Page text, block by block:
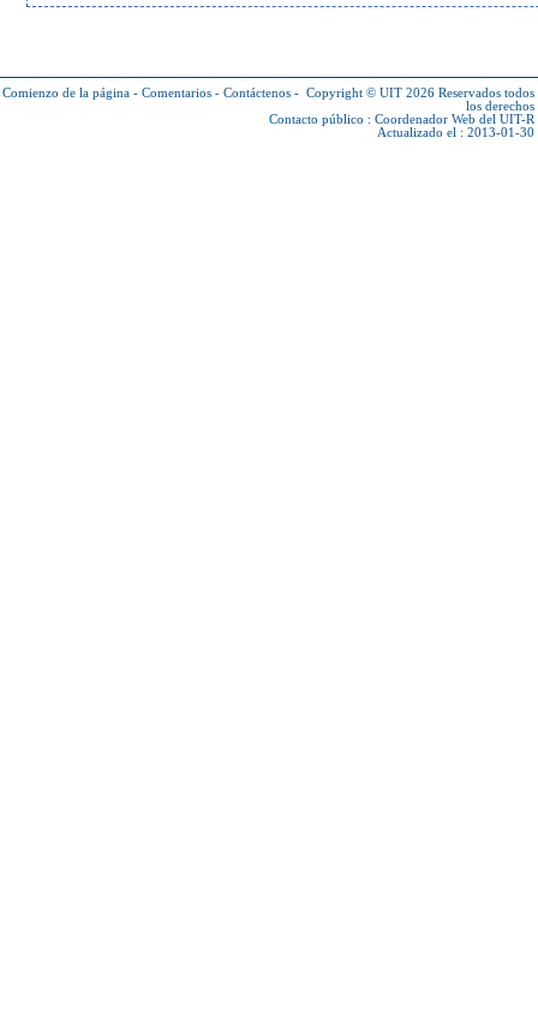
Comienzo de la página - Comentarios - Contáctenos - Copyright © UIT 2026 Reservados todos
los derechos
Contacto público : Coordenador Web del UIT-R
Actualizado el : 2013-01-30